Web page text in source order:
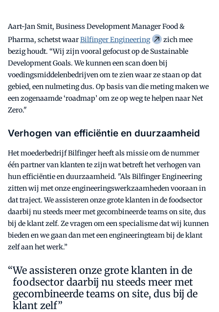
Aart-Jan Smit, Business Development Manager Food &
Pharma, schetst waarBilfinger Engineering
zich mee
bezig houdt. “Wij zijn vooral gefocust op de Sustainable
Development Goals. We kunnen een scan doen bij
voedingsmiddelenbedrijven om te zien waar ze staan op dat
gebied, een nulmeting dus. Op basis van die meting maken we
een zogenaamde ‘roadmap’ om ze op weg te helpen naar Net
Zero."
Verhogen van efficiëntie en duurzaamheid
Het moederbedrijf Bilfinger heeft als missie om de nummer
één partner van klanten te zijn wat betreft het verhogen van
hun efficiëntie en duurzaamheid. "Als Bilfinger Engineering
zitten wij met onze engineeringswerkzaamheden vooraan in
dat traject. We assisteren onze grote klanten in de foodsector
daarbij nu steeds meer met gecombineerde teams on site, dus
bij de klant zelf. Ze vragen om een specialisme dat wij kunnen
bieden en we gaan dan met een engineeringteam bij de klant
zelf aan het werk.”
We assisteren onze grote klanten in de
foodsector daarbij nu steeds meer met
gecombineerde teams on site, dus bij de
klant zelf”